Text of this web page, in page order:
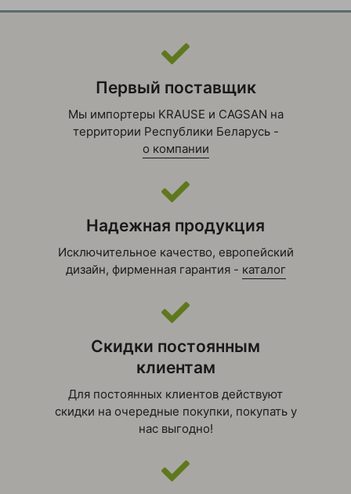
Первый поставщик
Мы импортеры KRAUSE и CAGSAN на
территории Республики Беларусь -
о компании
Надежная продукция
Исключительное качество, европейский
дизайн, фирменная гарантия - каталог
Скидки постоянным
клиентам
Для постоянных клиентов действуют
скидки на очередные покупки, покупать у
нас выгодно!